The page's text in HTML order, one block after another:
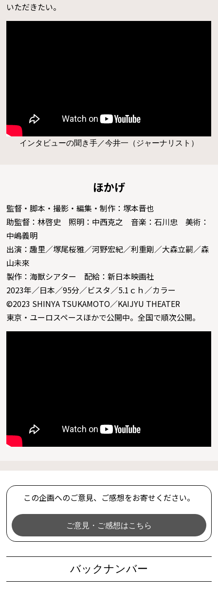
いただきたい。
インタビューの聞き手／今井一（ジャーナリスト）
ほかげ
監督・脚本・撮影・編集・制作：塚本晋也
助監督：林啓史 照明：中⻄克之 ⾳楽：⽯川忠 美術：
中嶋義明
出演：趣里／塚尾桜雅／河野宏紀／利重剛／大森立嗣／森
山未來
製作：海獣シアター 配給：新日本映画社
2023年／日本／95分／ビスタ／5.1ｃｈ／カラー
©2023 SHINYA TSUKAMOTO／KAIJYU THEATER
東京・ユーロスペースほかで公開中。全国で順次公開。
この企画へのご意見、ご感想をお寄せください。
ご意見・ご感想はこちら
バックナンバー